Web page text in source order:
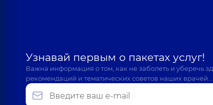
Узнавай первым о пакетах услуг!
Важна информация о том, как не заболеть и уберечь
рекомендаций и тематических советов наших врачей…